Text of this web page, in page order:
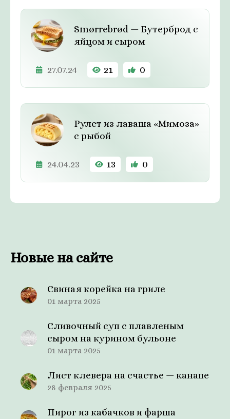
Smørrebrød — Бутерброд с
яйцом и сыром
27.07.24 21 0
Рулет из лаваша «Мимоза»
с рыбой
24.04.23 13 0
Новые на сайте
Свиная корейка на гриле
01 марта 2025
Сливочный суп с плавленым
сыром на курином бульоне
01 марта 2025
Лист клевера на счастье — канапе
28 февраля 2025
Пирог из кабачков и фарша